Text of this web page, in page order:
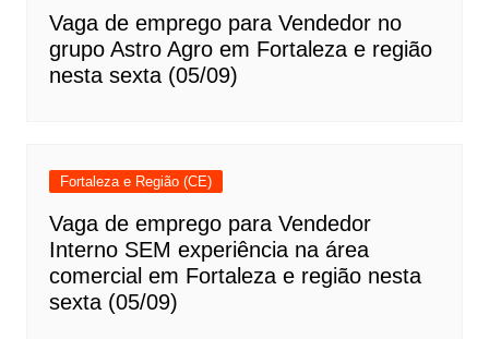
Vaga de emprego para Vendedor no
grupo Astro Agro em Fortaleza e região
nesta sexta (05/09)
Fortaleza e Região (CE)
Vaga de emprego para Vendedor
Interno SEM experiência na área
comercial em Fortaleza e região nesta
sexta (05/09)